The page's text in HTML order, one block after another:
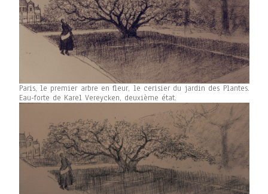
Paris, le premier arbre en fleur, le cerisier du jardin des Plantes.
Eau-forte de Karel Vereycken, deuxième état.